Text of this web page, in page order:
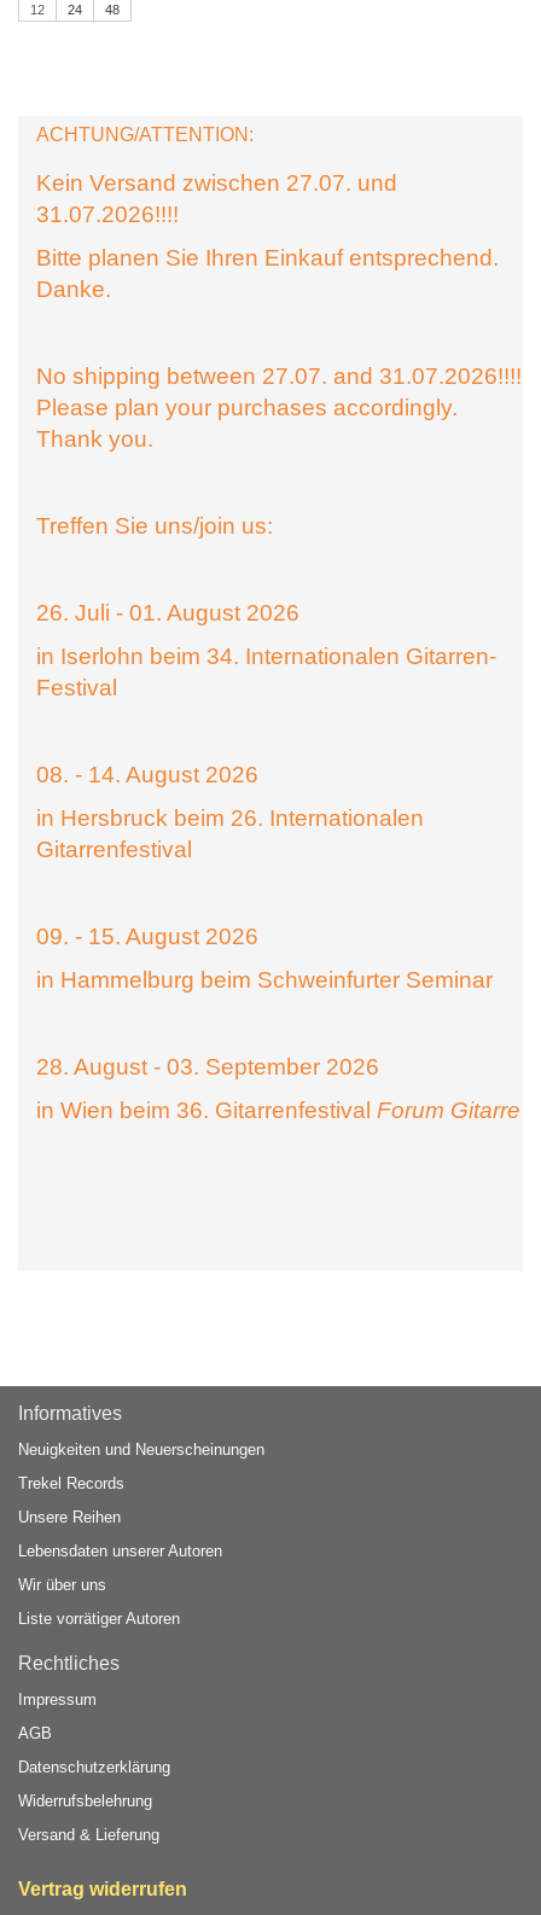
12 24 48
ACHTUNG/ATTENTION:
Kein Versand zwischen 27.07. und
31.07.2026!!!!
Bitte planen Sie Ihren Einkauf entsprechend.
Danke.
No shipping between 27.07. and 31.07.2026!!!!
Please plan your purchases accordingly.
Thank you.
Treffen Sie uns/join us:
26. Juli - 01. August 2026
in Iserlohn beim 34. Internationalen Gitarren-
Festival
08. - 14. August 2026
in Hersbruck beim 26. Internationalen
Gitarrenfestival
09. - 15. August 2026
in Hammelburg beim Schweinfurter Seminar
28. August - 03. September 2026
in Wien beim 36. Gitarrenfestival Forum Gitarre
Informatives
Neuigkeiten und Neuerscheinungen
Trekel Records
Unsere Reihen
Lebensdaten unserer Autoren
Wir über uns
Liste vorrätiger Autoren
Rechtliches
Impressum
AGB
Datenschutzerklärung
Widerrufsbelehrung
Versand & Lieferung
Vertrag widerrufen